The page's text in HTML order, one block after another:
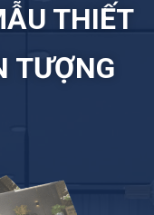
THIẾT
TƯỢNG